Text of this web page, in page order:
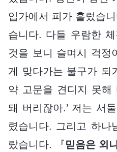
입가에서 피가 흘렀습
습니다. 다들 우람한
것을 보니 슬며시 걱정
게 맞다가는 불구가 되
약 고문을 견디지 못
돼 버리잖아.’ 저는 서
렸습니다. 그리고 하
랐습니다. 『믿음은 외